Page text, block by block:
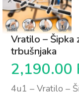
Vratilo – Šipka
trbušnjaka
2,190.00
4u1 – Vratilo –